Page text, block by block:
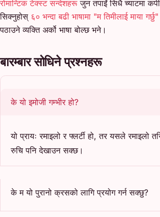
रोमान्टिक टेक्स्ट सन्देशहरू जुन तपाईं सिधै च्याटमा
सिक्नुहोस् ६० भन्दा बढी भाषामा "म तिमीलाई माया
पठाउने व्यक्ति अर्को भाषा बोल्छ भने।
बारम्बार सोधिने प्रश्नहरू
के यो इमोजी गम्भीर हो?
यो प्रायः रमाइलो र फ्लर्टी हो, तर यसले रमाइलो
रुचि पनि देखाउन सक्छ।
के म यो पुरानो क्रसको लागि प्रयोग गर्न सक्छु?